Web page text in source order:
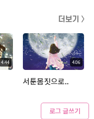
더보기 〉
4:44 4:06
서툰몸짓으로..
로그 글쓰기